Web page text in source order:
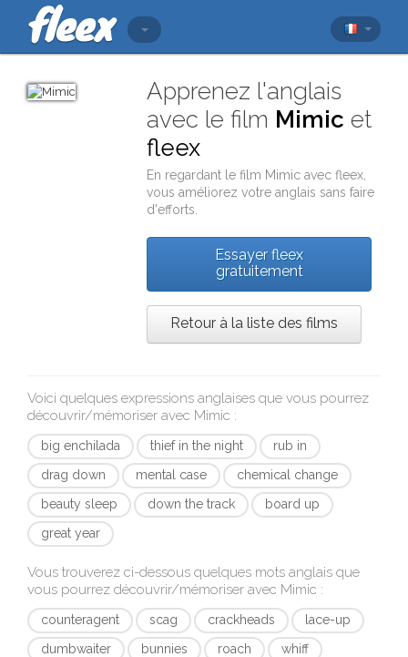
Apprenez l'anglais
avec le film Mimic et
fleex
En regardant le film Mimic avecfleex
vous améliorez votre anglais sans faire
d'efforts.
Essayer fleex
gratuitement
Retour à la liste des films
Voici quelques expressions anglaises que vous pourrez
découvrir/mémoriser avec Mimic :
big enchilada thief in the night
rub in
drag down
mental case
chemical change
beauty sleep
down the track
board up
great year
Vous trouverez ci-dessous quelques mots anglais que
vous pourrez découvrir/mémoriser avec Mimic :
counteragent scag crackheads
lace-up
dumbwaiter
bunnies roach
whiff